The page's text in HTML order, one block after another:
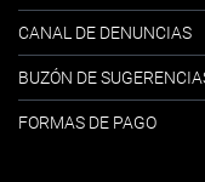
CANAL DE DENUNCIAS
BUZÓN DE
FORMAS DE PAGO